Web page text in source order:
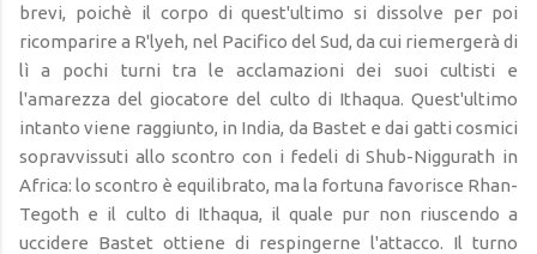
brevi, poichè il corpo di quest'ultimo si dissolve per poi
ricomparire a R'lyeh, nel Pacifico del Sud, da cui riemergerà di
lì a pochi turni tra le acclamazioni dei suoi cultisti e
l'amarezza del giocatore del culto di Ithaqua. Quest'ultimo
intanto viene raggiunto, in India, da Bastet e dai gatti cosmici
sopravvissuti allo scontro con i fedeli di Shub-Niggurath in
Africa: lo scontro è equilibrato, ma la fortuna favorisce Rhan-
Tegoth e il culto di Ithaqua, il quale pur non riuscendo a
uccidere Bastet ottiene di respingerne l'attacco. Il turno